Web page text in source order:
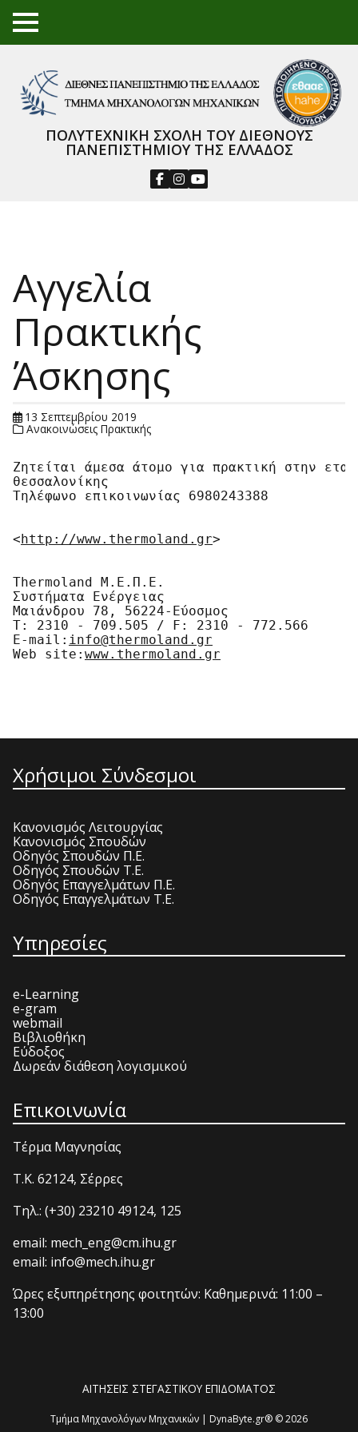
TO
GGL
NU
ΠΟΛΥΤΕΧΝΙΚΗ ΣΧΟΛΗ ΤΟΥ ΔΙΕΘΝΟΥΣ
ΠΑΝΕΠΙΣΤΗΜΙΟΥ ΤΗΣ ΕΛΛΑΔΟΣ
Αγγελία
Πρακτικής
Άσκησης
13 Σεπτεμβρίου 2019
Ανακοινώσεις Πρακτικής
Ζητείται άμεσα άτομο για πρακτική στην
θεσσαλονίκης
Τηλέφωνο επικοινωνίας 6980243388
< http://www.thermoland.gr>
Thermoland Μ.Ε.Π.Ε.
Συστήματα Ενέργειας
Μαιάνδρου 78, 56224-Εύοσμος
Τ: 2310 - 709.505 / F: 2310 - 772.566
E-mail: info@thermoland.gr
Web site: www.thermoland.gr
Χρήσιμοι Σύνδεσμοι
Κανονισμός Λειτουργίας
Κανονισμός Σπουδών
Οδηγός Σπουδών Π.Ε.
Οδηγός Σπουδών Τ.Ε.
Οδηγός Επαγγελμάτων Π.Ε.
Οδηγός Επαγγελμάτων Τ.Ε.
Υπηρεσίες
e-Learning
e-gram
webmail
Βιβλιοθήκη
Εύδοξος
Δωρεάν διάθεση λογισμικού
Επικοινωνία
Τέρμα Μαγνησίας
T.K. 62124, Σέρρες
Τηλ.: (+30) 23210 49124, 125
email: mech_eng@cm.ihu.gr
email: info@mech.ihu.gr
Ώρες εξυπηρέτησης φοιτητών: Καθημερινά: 11:00 –
13:00
ΑΙΤΗΣΕΙΣ ΣΤΕΓΑΣΤΙΚΟΥ ΕΠΙΔΟΜΑΤΟΣ
Τμήμα Μηχανολόγων Μηχανικών | DynaByte.gr® © 2026